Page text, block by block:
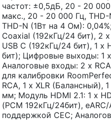
частот: ±0,5дБ, 20 - 20
макс., 20 - 20 000 Гц,
THD-N (1Вт на 4 Ом):
Coaxial (192кГц/24 бит), 2
USB C (192кГц/24 бит), 1 x
бит); Цифровые выходы: 1
Аналоговые входы: 2 x
для калибровки
RCA, 1 х XLR (Балансный),
мм; Модуль HDMI 2.1: 1 x
(PCM 192кГц/24бит),
поддержкой CEC;